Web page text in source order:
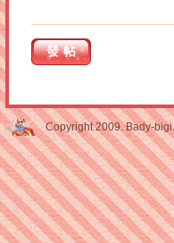
發帖
Copyright 2009. Bady-